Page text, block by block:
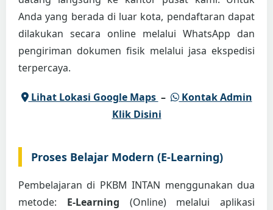
Anda yang berada di luar kota, pendaftaran dapat
dilakukan secara online melalui WhatsApp dan
pengiriman dokumen fisik melalui jasa ekspedisi
terpercaya.
Lihat Lokasi Google Maps –
Kontak Admin
Klik Disini
Proses Belajar Modern (E-Learning)
Pembelajaran di PKBM INTAN menggunakan dua
metode: E-Learning (Online) melalui aplikasi